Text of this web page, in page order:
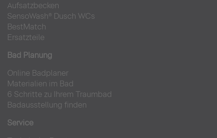
Aufsatzbecken
SensoWash® Dusch WCs
BestMatch
Ersatzteile
Bad Planung
Online Badplaner
Materialien im Bad
6 Schritte zu Ihrem Traumbad
Badausstellung finden
Service